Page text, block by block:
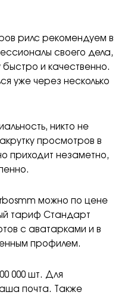
рилс рекомендуем в
своего дела,
и качественно.
уже через несколько
никто не
просмотров в
приходит незаметно,
можно по цене
тариф Стандарт
с аватарками и в
профилем.
000 шт. Для
почта. Также